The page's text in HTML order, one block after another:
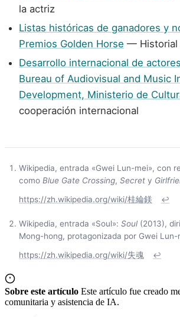
la actriz
Listas históricas de ganadores y
Premios Golden Horse — Historial
Desarrollo internacional de
Bureau of Audiovisual and Music
Development, Ministerio de
cooperación internacional
Wikipedia, entrada «Gwei Lun-mei», con
como Blue Gate Crossing, Secret y
https://zh.wikipedia.org/wiki/桂綸鎂
↩
Wikipedia, entrada «Soul»: Soul (2013),
Mong-hong, protagonizada por Gwei
https://zh.wikipedia.org/wiki/失魂
↩
Sobre este artículo Este artículo fue creado
comunitaria y asistencia de IA.